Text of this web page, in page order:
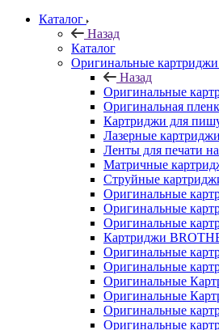
Каталог
Назад
Каталог
Оригинальные картриджи
Назад
Оригинальные
Оригинальная
Картриджи для
Лазерные картриджи
Ленты для печати
Матричные
Струйные
Оригинальные
Оригинальные
Оригинальные
Картриджи
Оригинальные
Оригинальные
Оригинальные
Оригинальные
Оригинальные
Оригинальные